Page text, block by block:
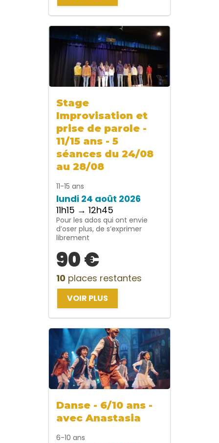
Stage
Improvisation et
prise de parole -
11/15 ans - 5
séances du 24/08
au 28/08
11-15 ans
lundi 24 août 2026
11h15 → 12h45
Pour les ados qui ont envie
d’oser plus, de s’exprimer
librement
90 €
10 places restantes
VOIR PLUS
Danse - 6/10 ans -
avec Anastasia
6-10 ans